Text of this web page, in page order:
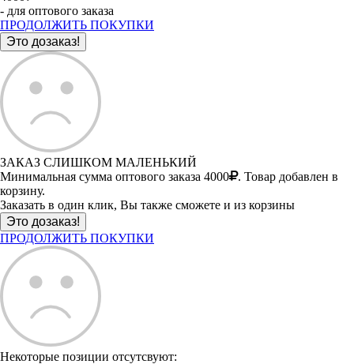
- для оптового заказа
ПРОДОЛЖИТЬ ПОКУПКИ
ЗАКАЗ СЛИШКОМ МАЛЕНЬКИЙ
Минимальная сумма оптового заказа 4000
. Товар добавлен в
корзину.
Заказать в один клик, Вы также сможете и из корзины
ПРОДОЛЖИТЬ ПОКУПКИ
Некоторые позиции отсутсвуют: